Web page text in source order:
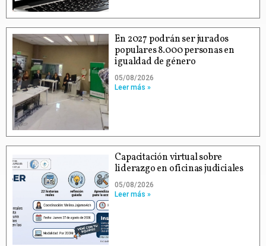
En 2027 podrán ser jurados
populares 8.000 personas en
igualdad de género
05/08/2026
Leer más »
Capacitación virtual sobre
liderazgo en oficinas judiciales
05/08/2026
Leer más »